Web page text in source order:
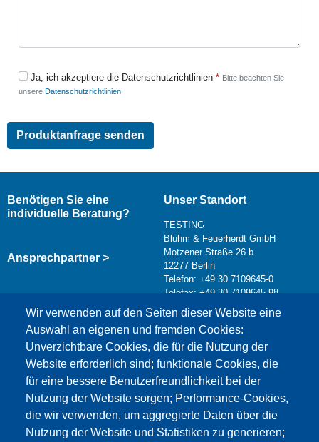
Ja, ich akzeptiere die Datenschutzrichtlinien
Bitte beachten Sie
unsere Datenschutzrichtlinien
Wir verwenden auf den Seiten dieser Website eine
Auswahl an eigenen und fremden Cookies:
Unverzichtbare Cookies, die für die Nutzung der
Website erforderlich sind; funktionale Cookies, die
für eine bessere Benutzerfreundlichkeit bei der
Nutzung der Website sorgen; Performance-Cookies,
die wir verwenden, um aggregierte Daten über die
Nutzung der Website und Statistiken zu generieren;
Benötigen Sie eine
individuelle Beratung?
Ansprechpartner >
Unser Standort
TESTING
Bluhm & Feuerherdt GmbH
Motzener Straße 26 b
12277 Berlin
Telefon: +49 30 7109645-0
Telefax: +49 30 7109645-98
info@testing.de
Dieser Inhalt ist blockiert, da die Google Maps